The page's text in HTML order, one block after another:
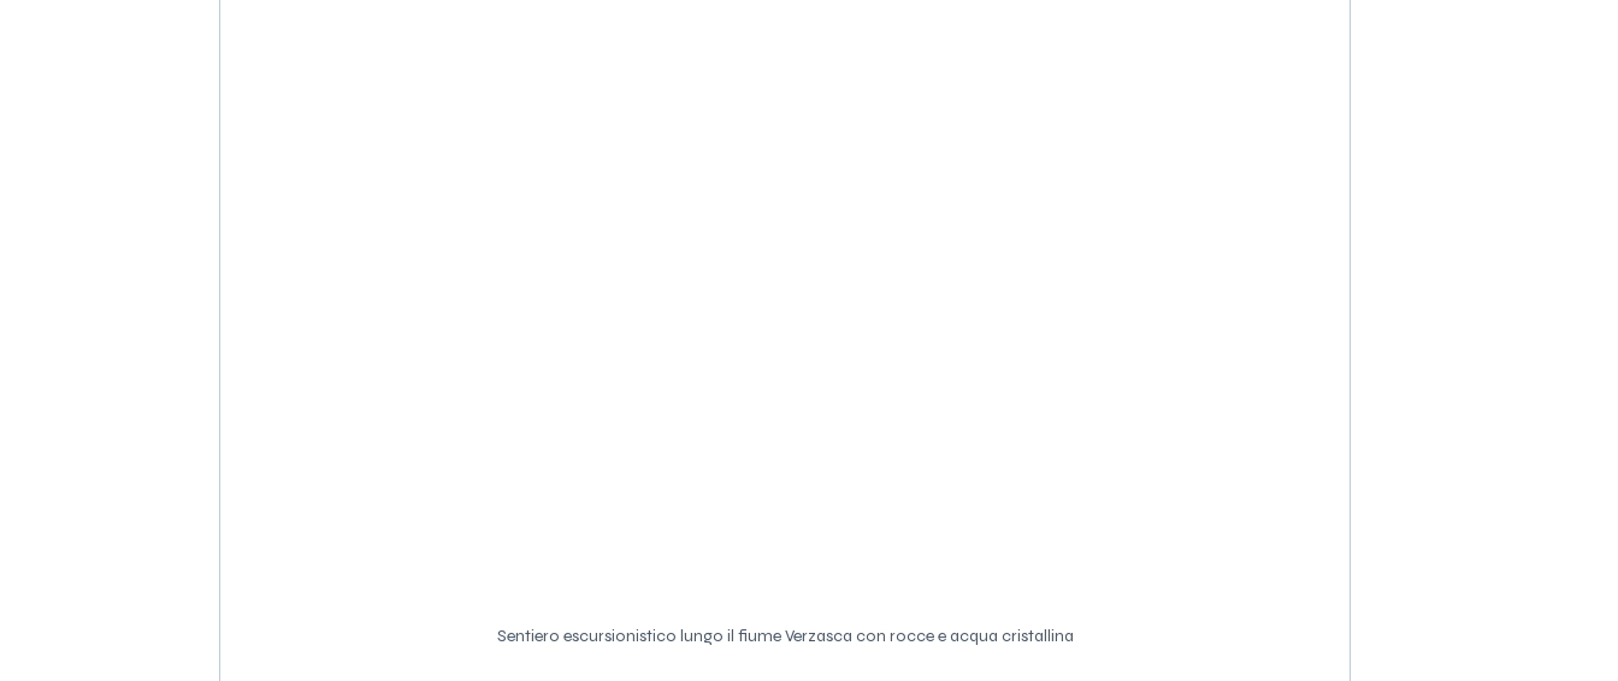
Sentiero escursionistico lungo il fiume Verzasca con rocce e acqua cristallina